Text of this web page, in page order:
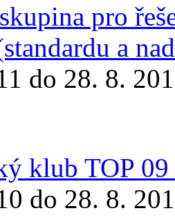
pro
a
do 28. 8.
klub TOP 09
do 28. 8.